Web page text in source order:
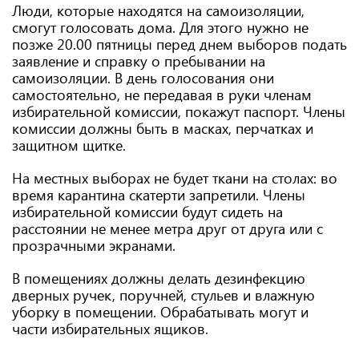
Люди, которые находятся на самоизоляции,
смогут голосовать дома. Для этого нужно не
позже 20.00 пятницы перед днем выборов подать
заявление и справку о пребывании на
самоизоляции. В день голосования они
самостоятельно, не передавая в руки членам
избирательной комиссии, покажут паспорт. Члены
комиссии должны быть в масках, перчатках и
защитном щитке.
На местных выборах не будет ткани на столах: во
время карантина скатерти запретили. Члены
избирательной комиссии будут сидеть на
расстоянии не менее метра друг от друга или с
прозрачными экранами.
В помещениях должны делать дезинфекцию
дверных ручек, поручней, стульев и влажную
уборку в помещении. Обрабатывать могут и
части избирательных ящиков.